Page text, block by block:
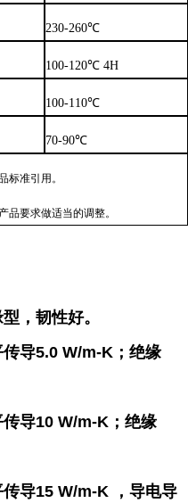
230-260℃
100-120℃ 4H
100-110℃
70-90℃
标准引用。
品要求做适当的调整。
，韧性好。
导5.0 W/m-K ； 绝缘
导10 W/m-K； 绝缘
导15 W/m-K ，导电导